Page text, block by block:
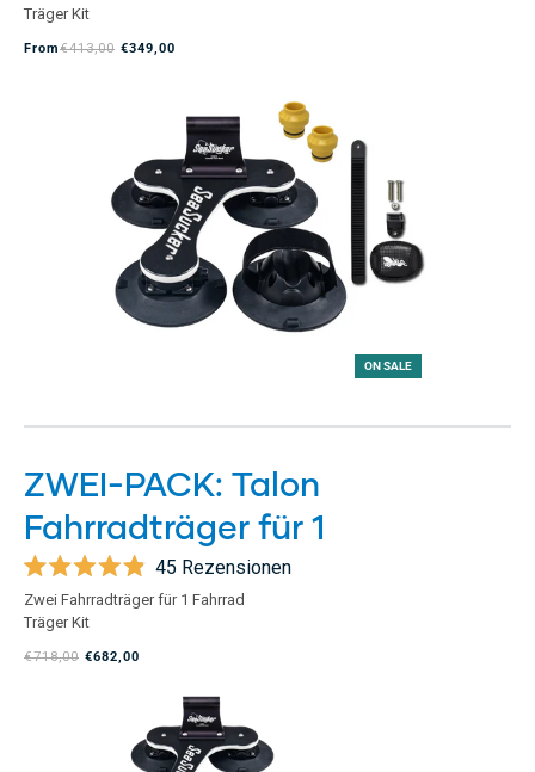
ON SALE
von
Sternen
Träger Kit
From€413,00 €349,00
ZWEI-PACK: Talon
Fahrradträger für 1
4.9
von
Sternen
45 Rezensionen
Zwei Fahrradträger für 1 Fahrrad
Träger Kit
€718,00 €682,00